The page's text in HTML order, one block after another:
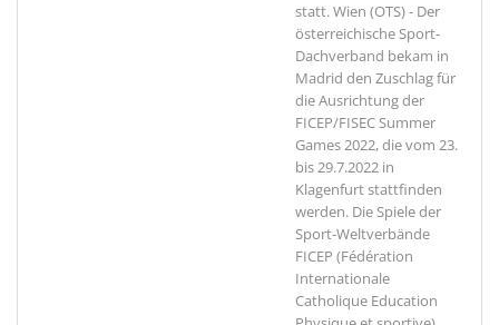
statt.Wien (OTS) - Der
österreichische Sport-
Dachverband bekam in
Madrid den Zuschlag für
die Ausrichtung der
FICEP/FISEC Summer
Games 2022, die vom 23.
bis 29.7.2022 in
Klagenfurt stattfinden
werden. Die Spiele der
Sport-Weltverbände
FICEP (Fédération
Internationale
Catholique Education